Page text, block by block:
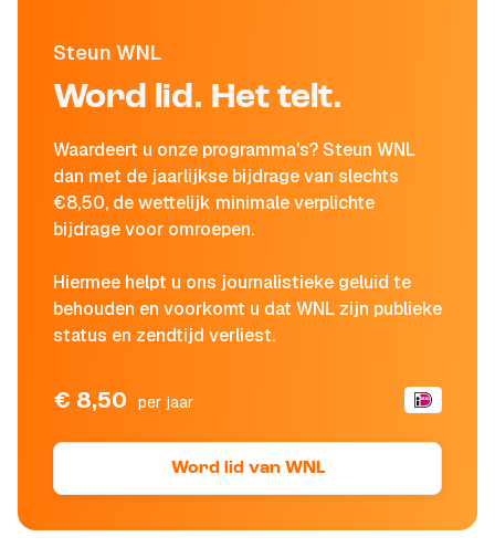
Steun WNL
Word lid. Het telt.
Waardeert u onze programma's? Steun WNL
dan met de jaarlijkse bijdrage van slechts
€8,50, de wettelijk minimale verplichte
bijdrage voor omroepen.
Hiermee helpt u ons journalistieke geluid te
behouden en voorkomt u dat WNL zijn publieke
status en zendtijd verliest.
€ 8,50 per jaar
Word lid van WNL